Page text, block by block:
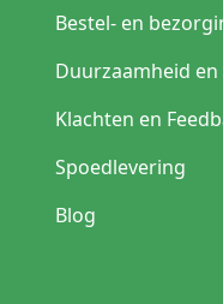
Bestel- en
Duurzaamheid en
Klachten en
Spoedlevering
Blog